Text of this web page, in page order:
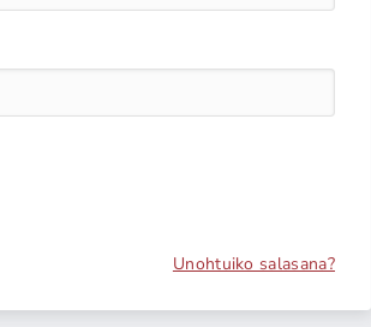
Unohtuiko salasana?